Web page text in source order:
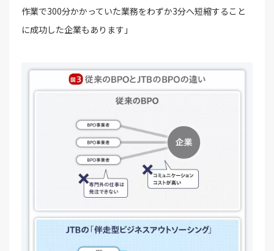
作業で300分かかっていた業務をわずか3分へ短縮すること
に成功した企業もあります」